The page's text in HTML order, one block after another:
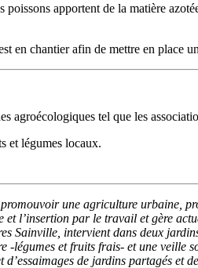
apportent de la matière
en chantier afin de mettre en place
tel que les
et légumes locaux.
une agriculture urbaine,
l’insertion par le travail et gère
intervient dans deux
légumes et fruits frais- et une veille
de jardins partagés et